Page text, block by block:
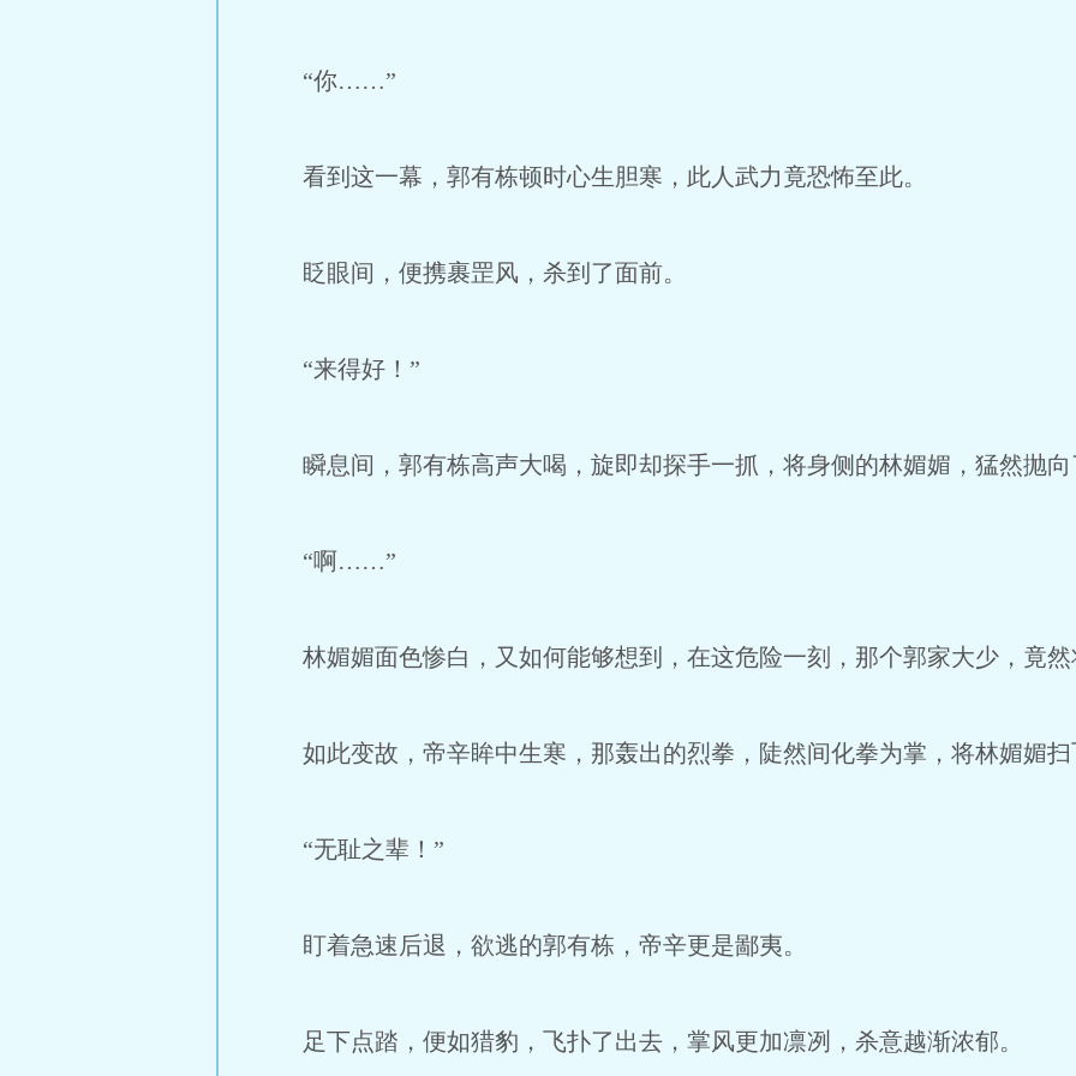
“你……”
看到这一幕，郭有栋顿时心生胆寒，此人武力竟恐怖至此。
眨眼间，便携裹罡风，杀到了面前。
“来得好！”
瞬息间，郭有栋高声大喝，旋即却探手一抓，将身侧的林媚媚，猛然抛向
“啊……”
林媚媚面色惨白，又如何能够想到，在这危险一刻，那个郭家大少，竟然
如此变故，帝辛眸中生寒，那轰出的烈拳，陡然间化拳为掌，将林媚媚扫
“无耻之辈！”
盯着急速后退，欲逃的郭有栋，帝辛更是鄙夷。
足下点踏，便如猎豹，飞扑了出去，掌风更加凛冽，杀意越渐浓郁。